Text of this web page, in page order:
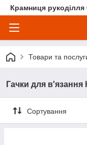
Крамниця
Товари та
Гачки для в'язання
Сортування